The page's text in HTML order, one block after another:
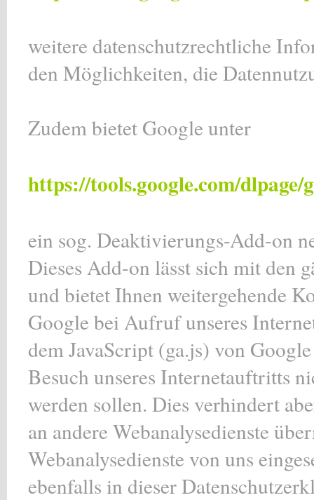
weitere datenschutzrechtliche
den Möglichkeiten, die
Zudem bietet Google unter
https://tools.google.com/
ein sog. Deaktivierungs-Add-on
Dieses Add-on lässt sich mit den
und bietet Ihnen weitergehende
Google bei Aufruf unseres
dem JavaScript (ga.js) von
Besuch unseres Internetauftritts
werden sollen. Dies verhindert
an andere Webanalysedienste
Webanalysedienste von uns
ebenfalls in dieser